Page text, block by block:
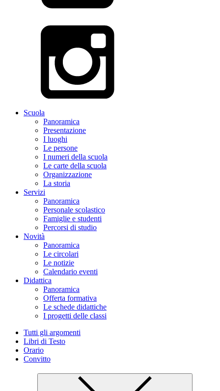
Scuola
Panoramica
Presentazione
I luoghi
Le persone
I numeri della scuola
Le carte della scuola
Organizzazione
La storia
Servizi
Panoramica
Personale scolastico
Famiglie e studenti
Percorsi di studio
Novità
Panoramica
Le circolari
Le notizie
Calendario eventi
Didattica
Panoramica
Offerta formativa
Le schede didattiche
I progetti delle classi
Tutti gli argomenti
Libri di Testo
Orario
Convitto